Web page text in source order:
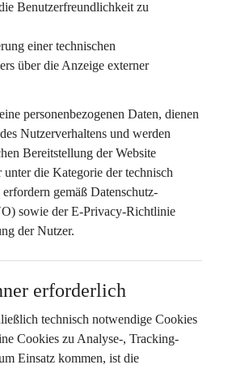
Benutzerfreundlichkeit zu
einer technischen
über die Anzeige externer
personenbezogenen Daten, dienen
Nutzerverhaltens und werden
Bereitstellung der Website
unter die Kategorie der technisch
erfordern gemäß Datenschutz-
sowie der E-Privacy-Richtlinie
der Nutzer.
erforderlich
technisch notwendige Cookies
Cookies zu Analyse-, Tracking-
Einsatz kommen, ist die